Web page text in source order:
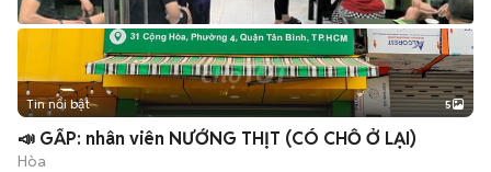
Tin nổi bật 5
📣 GẤP: nhân viên NƯỚNG THỊT (CÓ CHỖ Ở LẠI)
Hòa